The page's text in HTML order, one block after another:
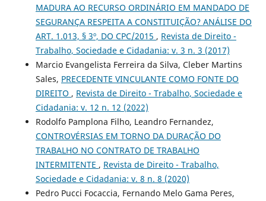
MADURA AO RECURSO ORDINÁRIO EM MANDADO DE
SEGURANÇA RESPEITA A CONSTITUIÇÃO? ANÁLISE DO
ART. 1.013, § 3º, DO CPC/2015 , Revista de Direito -
Trabalho, Sociedade e Cidadania: v. 3 n. 3 (2017)
Marcio Evangelista Ferreira da Silva, Cleber Martins
Sales, PRECEDENTE VINCULANTE COMO FONTE DO
DIREITO , Revista de Direito - Trabalho, Sociedade e
Cidadania: v. 12 n. 12 (2022)
Rodolfo Pamplona Filho, Leandro Fernandez,
CONTROVÉRSIAS EM TORNO DA DURAÇÃO DO
TRABALHO NO CONTRATO DE TRABALHO
INTERMITENTE , Revista de Direito - Trabalho,
Sociedade e Cidadania: v. 8 n. 8 (2020)
Pedro Pucci Focaccia, Fernando Melo Gama Peres,